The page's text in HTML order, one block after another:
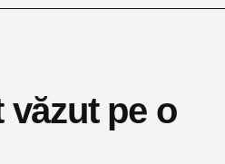
văzut pe o